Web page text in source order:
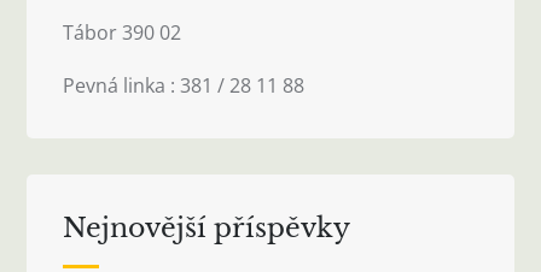
Tábor 390 02
Pevná linka : 381 / 28 11 88
Nejnovější příspěvky